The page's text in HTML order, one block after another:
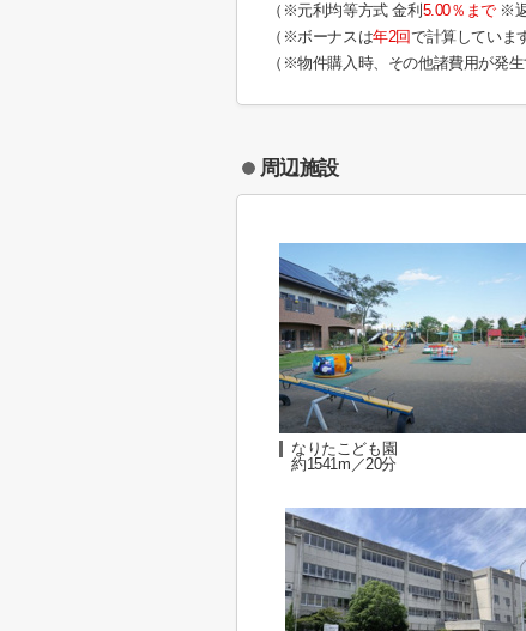
（※元利均等方式 金利 5.00％まで※
（※ボーナスは年2回で計算していま
（※物件購入時、その他諸費用が発生
周辺施設
なりたこども園
約1541m／20分